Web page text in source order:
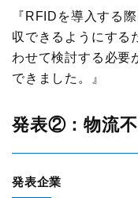
『RFIDを導入する
収できるようにする
わせて検討する必要
できました。』
発表②：物流
発表企業